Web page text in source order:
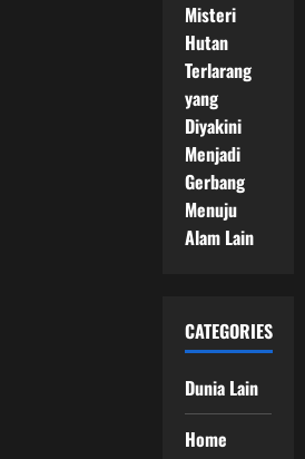
Misteri
Hutan
Terlarang
yang
Diyakini
Menjadi
Gerbang
Menuju
Alam Lain
CATEGORIES
Dunia Lain
Home